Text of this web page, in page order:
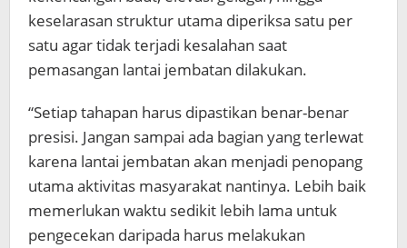
keselarasan struktur utama diperiksa satu per
satu agar tidak terjadi kesalahan saat
pemasangan lantai jembatan dilakukan.
“Setiap tahapan harus dipastikan benar-benar
presisi. Jangan sampai ada bagian yang terlewat
karena lantai jembatan akan menjadi penopang
utama aktivitas masyarakat nantinya. Lebih baik
memerlukan waktu sedikit lebih lama untuk
pengecekan daripada harus melakukan